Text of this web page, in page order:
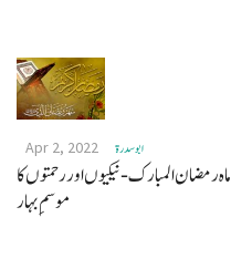
ابو سدرة Apr 2, 2022
ماه رمضان المبارک - نیکیوں اور رحمتوں کا
موسمِ بہار